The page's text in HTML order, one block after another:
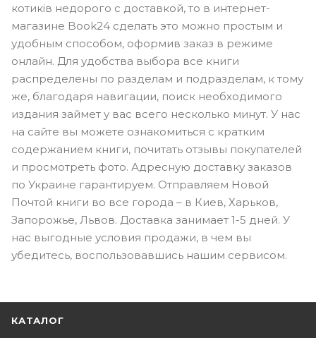
котиків недорого с доставкой, то в интернет-
магазине Book24 сделать это можно простым и
удобным способом, оформив заказ в режиме
онлайн. Для удобства выбора все книги
распределены по разделам и подразделам, к тому
же, благодаря навигации, поиск необходимого
издания займет у вас всего несколько минут. У нас
на сайте вы можете ознакомиться с кратким
содержанием книги, почитать отзывы покупателей
и просмотреть фото. Адресную доставку заказов
по Украине гарантируем. Отправляем Новой
Почтой книги во все города – в Киев, Харьков,
Запорожье, Львов. Доставка занимает 1-5 дней. У
нас выгодные условия продажи, в чем вы
убедитесь, воспользовавшись нашим сервисом.
КАТАЛОГ